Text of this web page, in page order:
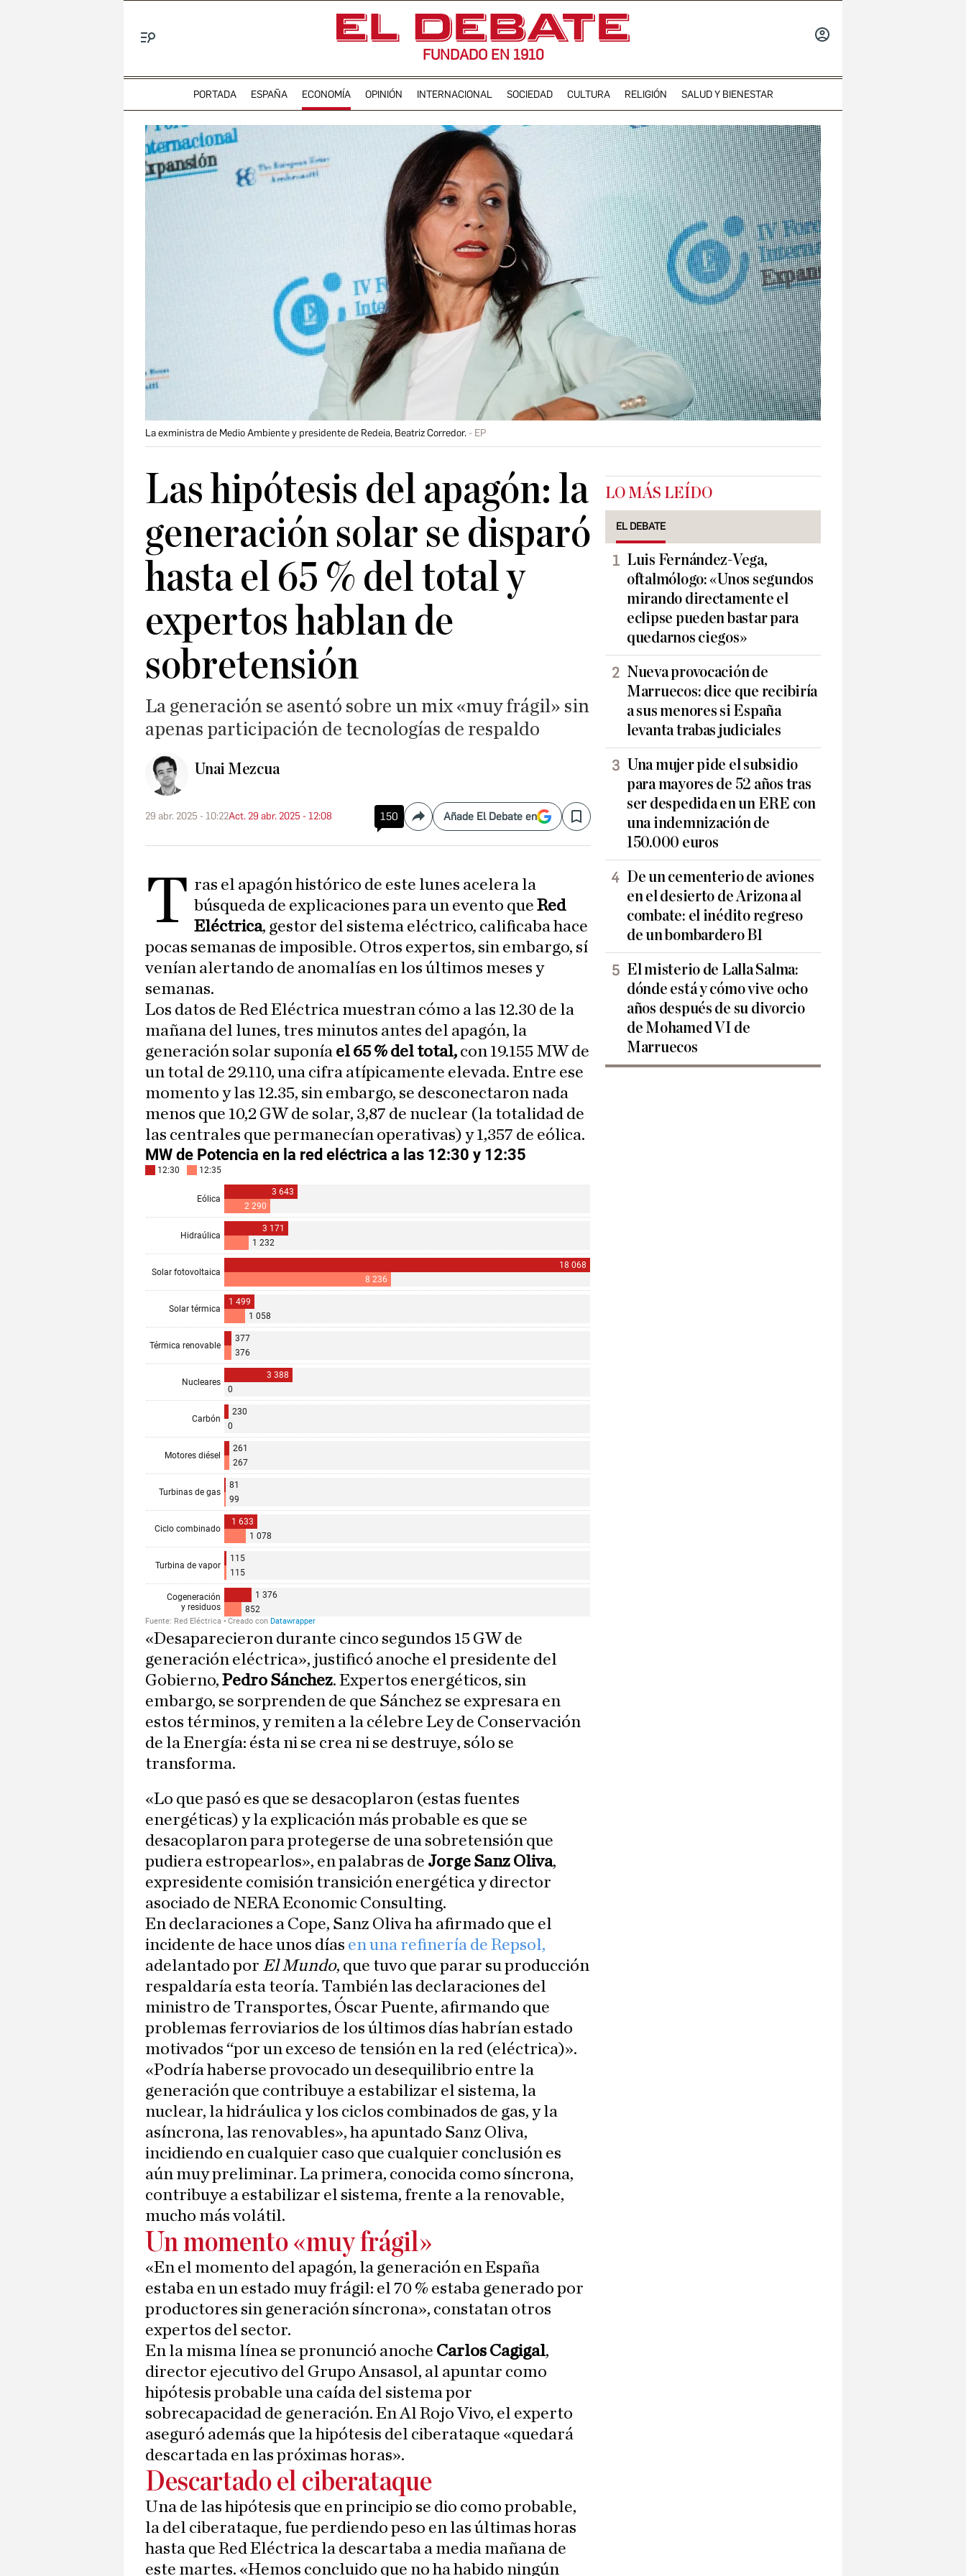
FUNDADO EN 1910
PORTADA ESPAÑA ECONOMÍA OPINIÓN INTERNACIONAL SOCIEDAD CULTURA RELIGIÓN SALUD Y BIENESTAR
La exministra de Medio Ambiente y presidente de Redeia, Beatriz Corredor. EP
Las hipótesis del apagón: la
generación solar se disparó
hasta el 65 % del total y
expertos hablan de
sobretensión
La generación se asentó sobre un mix «muy frágil» sin
apenas participación de tecnologías de respaldo
Unai Mezcua
29 abr. 2025 - 10:22Act. 29 abr. 2025 - 12:08 150 CompartirAñade El Debate en Save
T ras el apagón histórico de este lunes acelera la
búsqueda de explicaciones para un evento queRed
Eléctrica, gestor del sistema eléctrico, calificaba hace
pocas semanas de imposible. Otros expertos, sin embargo, sí
venían alertando de anomalías en los últimos meses y
semanas.
Los datos de Red Eléctrica muestran cómo a las 12.30 de la
mañana del lunes, tres minutos antes del apagón, la
generación solar suponía el 65 % del total, con 19.155 MW de
un total de 29.110, una cifra atípicamente elevada. Entre ese
momento y las 12.35, sin embargo, se desconectaron nada
menos que 10,2 GW de solar, 3,87 de nuclear (la totalidad de
las centrales que permanecían operativas) y 1,357 de eólica.
«Desaparecieron durante cinco segundos 15 GW de
generación eléctrica», justificó anoche el presidente del
Gobierno, Pedro Sánchez. Expertos energéticos, sin
embargo, se sorprenden de que Sánchez se expresara en
estos términos, y remiten a la célebre Ley de Conservación
de la Energía: ésta ni se crea ni se destruye, sólo se
transforma.
«Lo que pasó es que se desacoplaron (estas fuentes
energéticas) y la explicación más probable es que se
desacoplaron para protegerse de una sobretensión que
pudiera estropearlos», en palabras de Jorge Sanz Oliva,
expresidente comisión transición energética y director
asociado de NERA Economic Consulting.
En declaraciones a Cope, Sanz Oliva ha afirmado que el
incidente de hace unos días en una refinería de Repsol,
adelantado por El Mundo, que tuvo que parar su producción
respaldaría esta teoría. También las declaraciones del
ministro de Transportes, Óscar Puente, afirmando que
problemas ferroviarios de los últimos días habrían estado
motivados “por un exceso de tensión en la red (eléctrica)».
«Podría haberse provocado un desequilibrio entre la
generación que contribuye a estabilizar el sistema, la
nuclear, la hidráulica y los ciclos combinados de gas, y la
asíncrona, las renovables», ha apuntado Sanz Oliva,
incidiendo en cualquier caso que cualquier conclusión es
aún muy preliminar. La primera, conocida como síncrona,
contribuye a estabilizar el sistema, frente a la renovable,
mucho más volátil.
Un momento «muy frágil»
«En el momento del apagón, la generación en España
estaba en un estado muy frágil: el 70 % estaba generado por
productores sin generación síncrona», constatan otros
expertos del sector.
En la misma línea se pronunció anoche Carlos Cagigal,
director ejecutivo del Grupo Ansasol, al apuntar como
hipótesis probable una caída del sistema por
sobrecapacidad de generación. En Al Rojo Vivo, el experto
aseguró además que la hipótesis del ciberataque «quedará
descartada en las próximas horas».
Descartado el ciberataque
Una de las hipótesis que en principio se dio como probable,
la del ciberataque, fue perdiendo peso en las últimas horas
hasta que Red Eléctrica la descartaba a media mañana de
este martes. «Hemos concluido que no ha habido ningún
LO MÁS LEÍDO
EL DEBATE
Luis Fernández-Vega,
oftalmólogo: «Unos segundos
mirando directamente el
eclipse pueden bastar para
quedarnos ciegos»
Nueva provocación de
Marruecos: dice que recibiría
a sus menores si España
levanta trabas judiciales
Una mujer pide el subsidio
para mayores de 52 años tras
ser despedida en un ERE con
una indemnización de
150.000 euros
De un cementerio de aviones
en el desierto de Arizona al
combate: el inédito regreso
de un bombardero B1
El misterio de Lalla Salma:
dónde está y cómo vive ocho
años después de su divorcio
de Mohamed VI de
Marruecos